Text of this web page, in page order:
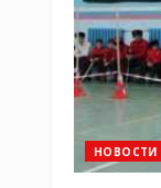
НОВОСТИ